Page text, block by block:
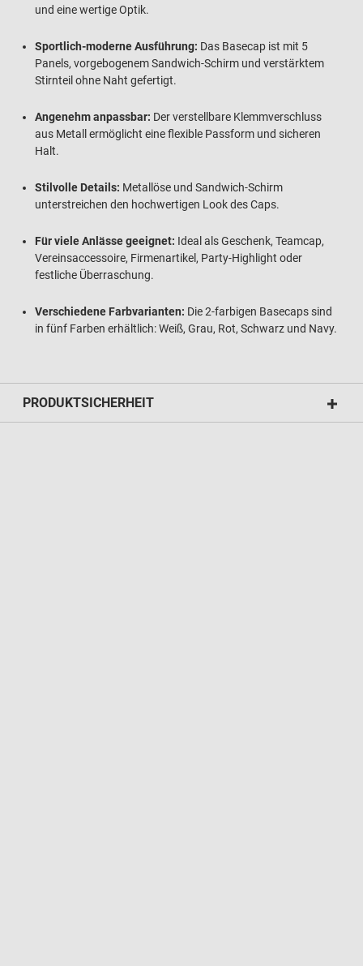
und eine wertige Optik.
Sportlich-moderne Ausführung: Das Basecap ist mit 5
Panels, vorgebogenem Sandwich-Schirm und verstärktem
Stirnteil ohne Naht gefertigt.
Angenehm anpassbar: Der verstellbare Klemmverschluss
aus Metall ermöglicht eine flexible Passform und sicheren
Halt.
Stilvolle Details: Metallöse und Sandwich-Schirm
unterstreichen den hochwertigen Look des Caps.
Für viele Anlässe geeignet: Ideal als Geschenk, Teamcap,
Vereinsaccessoire, Firmenartikel, Party-Highlight oder
festliche Überraschung.
Verschiedene Farbvarianten: Die 2-farbigen Basecaps sind
in fünf Farben erhältlich: Weiß, Grau, Rot, Schwarz und Navy.
PRODUKTSICHERHEIT